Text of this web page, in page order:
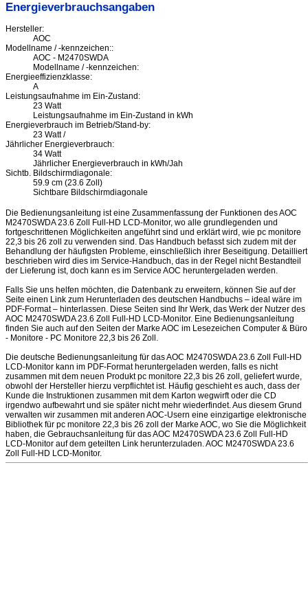
Energieverbrauchsangaben
Hersteller:
AOC
Modellname / -kennzeichen::
AOC - M2470SWDA
Modellname / -kennzeichen:
Energieeffizienzklasse:
A
Leistungsaufnahme im Ein-Zustand:
23 Watt
Leistungsaufnahme im Ein-Zustand in kWh
Energieverbrauch im Betrieb/Stand-by:
23 Watt /
Jährlicher Energieverbrauch:
34 Watt
Jährlicher Energieverbrauch in kWh/Jah
Sichtb. Bildschirmdiagonale:
59.9 cm (23.6 Zoll)
Sichtbare Bildschirmdiagonale
Die Bedienungsanleitung ist eine Zusammenfassung der Funktionen des AOC
M2470SWDA 23.6 Zoll Full-HD LCD-Monitor, wo alle grundlegenden und
fortgeschrittenen Möglichkeiten angeführt sind und erklärt wird, wie pc monitore
22,3 bis 26 zoll zu verwenden sind. Das Handbuch befasst sich zudem mit der
Behandlung der häufigsten Probleme, einschließlich ihrer Beseitigung. Detailliert
beschrieben wird dies im Service-Handbuch, das in der Regel nicht Bestandteil
der Lieferung ist, doch kann es im Service AOC heruntergeladen werden.
Falls Sie uns helfen möchten, die Datenbank zu erweitern, können Sie auf der
Seite einen Link zum Herunterladen des deutschen Handbuchs – ideal wäre im
PDF-Format – hinterlassen. Diese Seiten sind Ihr Werk, das Werk der Nutzer des
AOC M2470SWDA 23.6 Zoll Full-HD LCD-Monitor. Eine Bedienungsanleitung
finden Sie auch auf den Seiten der Marke AOC im Lesezeichen Computer & Büro
- Monitore - PC Monitore 22,3 bis 26 Zoll.
Die deutsche Bedienungsanleitung für das AOC M2470SWDA 23.6 Zoll Full-HD
LCD-Monitor kann im PDF-Format heruntergeladen werden, falls es nicht
zusammen mit dem neuen Produkt pc monitore 22,3 bis 26 zoll, geliefert wurde,
obwohl der Hersteller hierzu verpflichtet ist. Häufig geschieht es auch, dass der
Kunde die Instruktionen zusammen mit dem Karton wegwirft oder die CD
irgendwo aufbewahrt und sie später nicht mehr wiederfindet. Aus diesem Grund
verwalten wir zusammen mit anderen AOC-Usern eine einzigartige elektronische
Bibliothek für pc monitore 22,3 bis 26 zoll der Marke AOC, wo Sie die Möglichkeit
haben, die Gebrauchsanleitung für das AOC M2470SWDA 23.6 Zoll Full-HD
LCD-Monitor auf dem geteilten Link herunterzuladen. AOC M2470SWDA 23.6
Zoll Full-HD LCD-Monitor.